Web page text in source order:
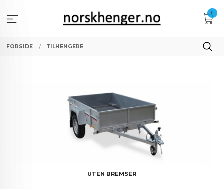
innholdet
0
FORSIDE TILHENGERE
UTEN BREMSER